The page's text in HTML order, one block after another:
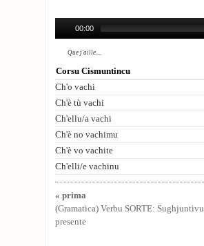
00:00
Que j'aille....
Corsu Cismuntincu
Ch'o vachi
Ch'è tù vachi
Ch'ellu/a vachi
Ch'è no vachimu
Ch'è vo vachite
Ch'elli/e vachinu
« prima
(Gramatica) Verbu SORTE: Sughjuntivu
presente